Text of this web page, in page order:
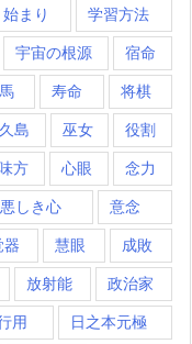
始まり 学習方法
宇宙の根源 宿命
寿命 将棋
島 巫女 役割
方 心眼 念力
悪しき心 意念
器 慧眼 成敗
放射能 政治家
用 日之本元極